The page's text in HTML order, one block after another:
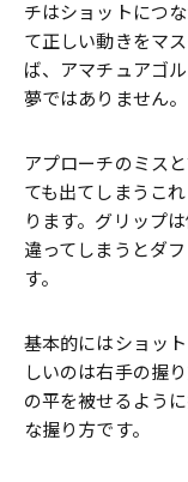
チはショットにつ
て正しい動きをマ
ば、アマチュアゴ
夢ではありません。
アプローチのミス
ても出てしまうこ
ります。グリップ
違ってしまうとダ
す。
基本的にはショッ
しいのは右手の握
の平を被せるよう
な握り方です。